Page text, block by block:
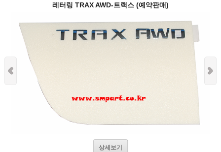
레터링 TRAX AWD-트랙스 (예약판매)
상세보기